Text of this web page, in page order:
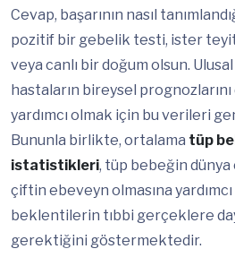
Cevap, başarının nasıl
pozitif bir gebelik testi, ister teyit
veya canlı bir doğum olsun.
hastaların bireysel
yardımcı olmak için bu verileri
Bununla birlikte, ortalama tüp
istatistikleri, tüp bebeğin dünya
çiftin ebeveyn olmasına
beklentilerin tıbbi gerçeklere
gerektiğini göstermektedir.